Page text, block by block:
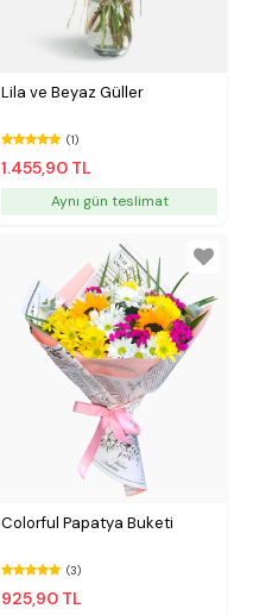
Lila ve Beyaz Güller
(1)
1.455,90 TL
Aynı gün teslimat
Colorful Papatya Buketi
(3)
925,90 TL